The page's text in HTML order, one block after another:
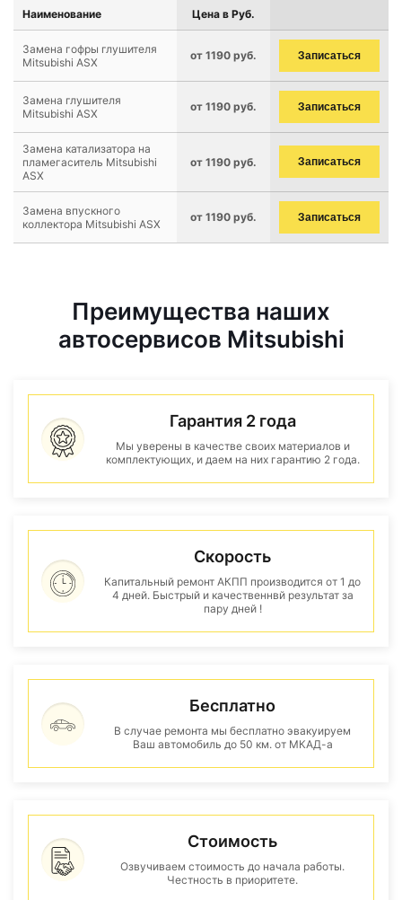
Наименование Цена в Руб.
Замена гофры глушителя
Mitsubishi ASX
от 1190 руб. Записаться
Замена глушителя
Mitsubishi ASX
от 1190 руб. Записаться
Замена катализатора на
пламегаситель Mitsubishi
ASX
от 1190 руб. Записаться
Замена впускного
коллектора Mitsubishi ASX
от 1190 руб. Записаться
Преимущества наших
автосервисов Mitsubishi
Гарантия 2 года
Мы уверены в качестве своих материалов и
комплектующих, и даем на них гарантию 2 года.
Скорость
Капитальный ремонт АКПП производится от 1 до
4 дней. Быстрый и качественнвй результат за
пару дней !
Бесплатно
В случае ремонта мы бесплатно эвакуируем
Ваш автомобиль до 50 км. от МКАД-а
Стоимость
Озвучиваем стоимость до начала работы.
Честность в приоритете.